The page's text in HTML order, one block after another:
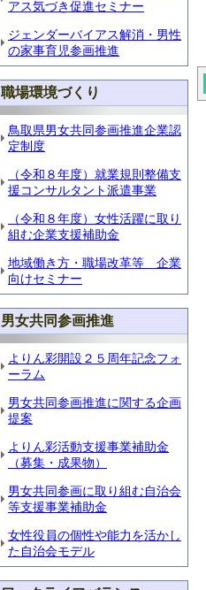
アス気づき促進セミナー
ジェンダーバイアス解消・男性
の家事育児参画推進
職場環境づくり
鳥取県男女共同参画推進企業認
定制度
（令和８年度）就業規則整備支
援コンサルタント派遣事業
（令和８年度）女性活躍に取り
組む企業支援補助金
地域働き方・職場改革等 企業
向けセミナー
男女共同参画推進
よりん彩開設２５周年記念フォ
ーラム
男女共同参画推進に関する企画
提案
よりん彩活動支援事業補助金
（募集・成果物）
男女共同参画に取り組む自治会
等支援事業補助金
女性役員の個性や能力を活かし
た自治会モデル